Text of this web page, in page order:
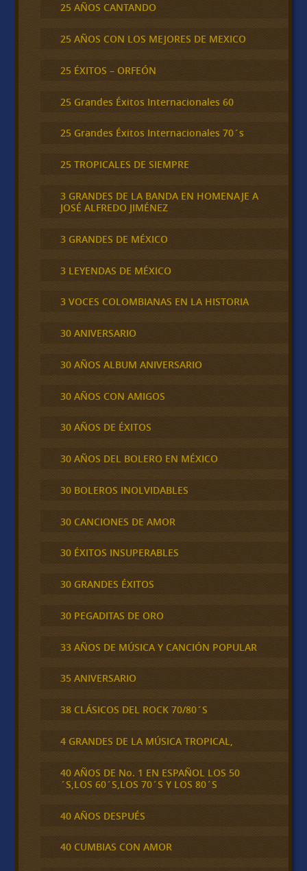
25 AÑOS CANTANDO
25 AÑOS CON LOS MEJORES DE MEXICO
25 ÉXITOS – ORFEÓN
25 Grandes Éxitos Internacionales 60
25 Grandes Éxitos Internacionales 70´s
25 TROPICALES DE SIEMPRE
3 GRANDES DE LA BANDA EN HOMENAJE A
JOSÉ ALFREDO JIMÉNEZ
3 GRANDES DE MÉXICO
3 LEYENDAS DE MÉXICO
3 VOCES COLOMBIANAS EN LA HISTORIA
30 ANIVERSARIO
30 AÑOS ALBUM ANIVERSARIO
30 AÑOS CON AMIGOS
30 AÑOS DE ÉXITOS
30 AÑOS DEL BOLERO EN MÉXICO
30 BOLEROS INOLVIDABLES
30 CANCIONES DE AMOR
30 ÉXITOS INSUPERABLES
30 GRANDES ÉXITOS
30 PEGADITAS DE ORO
33 AÑOS DE MÚSICA Y CANCIÓN POPULAR
35 ANIVERSARIO
38 CLÁSICOS DEL ROCK 70/80´S
4 GRANDES DE LA MÚSICA TROPICAL,
40 AÑOS DE No. 1 EN ESPAÑOL LOS 50
´S,LOS 60´S,LOS 70´S Y LOS 80´S
40 AÑOS DESPUÉS
40 CUMBIAS CON AMOR